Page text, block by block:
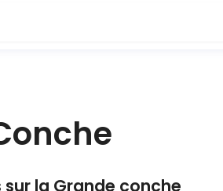
la Grande conche